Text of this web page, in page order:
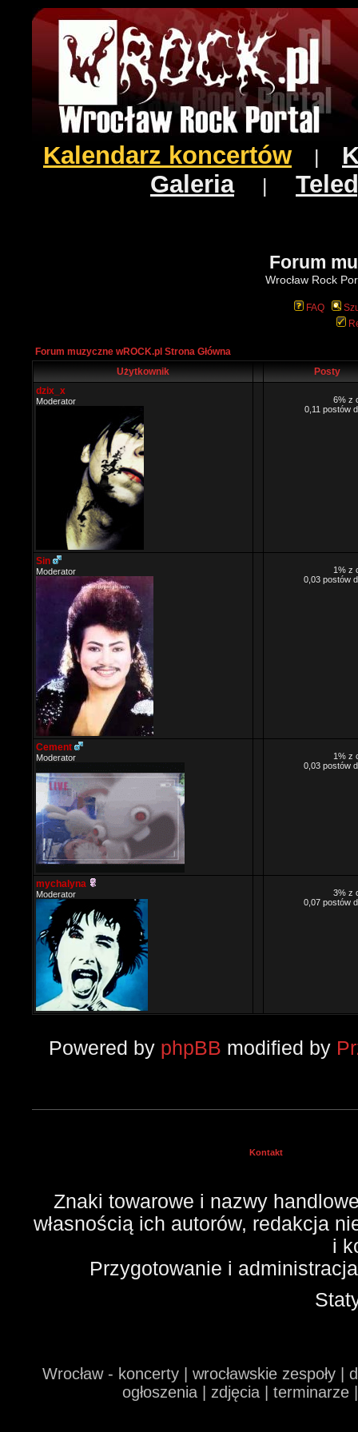
Kalendarz koncertów
Galeria|
Forum
Wrocław Rock
FAQ
Forum muzyczne wROCK.pl Strona Główna
Użytkownik
Posty
dzix_x
Moderator
6% z
0,11 postów
Sin
Moderator
1% z
0,03 postów
Cement
Moderator
1% z
0,03 postów
mychalyna
Moderator
3% z
0,07 postów
Powered by phpBB modified by
Kontakt
Znaki towarowe i nazwy
własnością ich autorów, redakcja
i
Przygotowanie i
Wrocław - koncerty | wrocławskie zespoły
ogłoszenia | zdjęcia |